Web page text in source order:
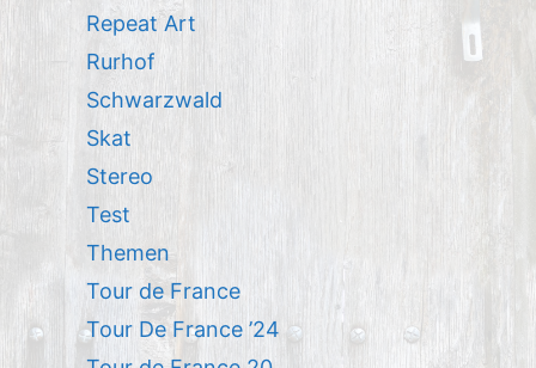
Repeat Art
Rurhof
Schwarzwald
Skat
Stereo
Test
Themen
Tour de France
Tour De France ’24